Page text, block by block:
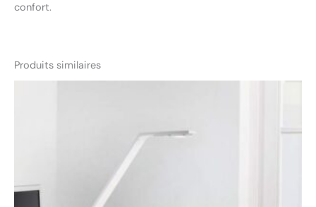
confort.
Produits similaires